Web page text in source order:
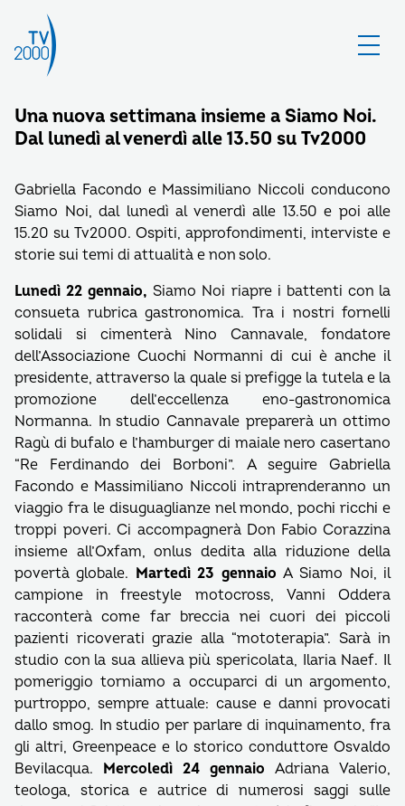
Una nuova settimana insieme a Siamo Noi.
Dal lunedì al venerdì alle 13.50 su Tv2000
Gabriella Facondo e Massimiliano Niccoli conducono
Siamo Noi, dal lunedì al venerdì alle 13.50 e poi alle
15.20 su Tv2000. Ospiti, approfondimenti, interviste e
storie sui temi di attualità e non solo.
Lunedì 22 gennaio,Siamo Noi riapre i battenti con la
consueta rubrica gastronomica. Tra i nostri fornelli
solidali si cimenterà Nino Cannavale, fondatore
dell’Associazione Cuochi Normanni di cui è anche il
presidente, attraverso la quale si prefigge la tutela e la
promozione dell’eccellenza eno-gastronomica
Normanna. In studio Cannavale preparerà un ottimo
Ragù di bufalo e l’hamburger di maiale nero casertano
“Re Ferdinando dei Borboni”. A seguire Gabriella
Facondo e Massimiliano Niccoli intraprenderanno un
viaggio fra le disuguaglianze nel mondo, pochi ricchi e
troppi poveri. Ci accompagnerà Don Fabio Corazzina
insieme all’Oxfam, onlus dedita alla riduzione della
povertà globale. Martedì 23 gennaio A Siamo Noi, il
campione in freestyle motocross, Vanni Oddera
racconterà come far breccia nei cuori dei piccoli
pazienti ricoverati grazie alla “mototerapia”. Sarà in
studio con la sua allieva più spericolata, Ilaria Naef. Il
pomeriggio torniamo a occuparci di un argomento,
purtroppo, sempre attuale: cause e danni provocati
dallo smog. In studio per parlare di inquinamento, fra
gli altri, Greenpeace e lo storico conduttore Osvaldo
Bevilacqua. Mercoledì 24 gennaio Adriana Valerio,
teologa, storica e autrice di numerosi saggi sulle